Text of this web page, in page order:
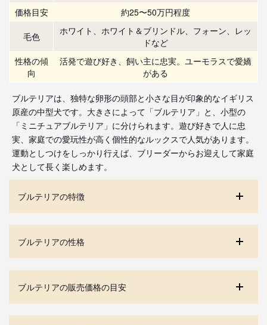
価格目安
約25〜50万円程度
毛色
ホワイト、ホワイト＆ブリンドル、フォーン、レッ
ドなど
性格の傾
向
活発で遊び好き、飼い主に忠実。ユーモラスで愛嬌
がある
ブルテリアは、独特な卵形の頭部と小さな目が印象的なイギリス
原産の中型犬です。大きさによって「ブルテリア」と、小型の
「ミニチュアブルテリア」に分けられます。遊び好きで人に忠
実、家庭での愛玩性が高く個性的なルックスで人気があります。
運動としつけをしっかり行えば、ブリーダーからお迎えして家庭
犬として長く楽しめます。
ブルテリアの特徴
ブルテリアの性格
ブルテリアの販売価格の目安